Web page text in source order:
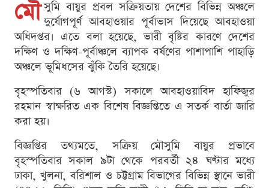
মৌ সুমি বায়ুর প্রবল সক্রিয়তায় দেশের বিভিন্ন অঞ্চলে
দুর্যোগপূর্ণ আবহাওয়ার পূর্বাভাস দিয়েছে আবহাওয়া
অধিদপ্তর। এতে বলা হয়েছে, ভারী বৃষ্টির কারণে দেশের
দক্ষিণ ও দক্ষিণ-পূর্বাঞ্চলে ব্যাপক বর্ষণের পাশাপাশি পাহাড়ি
অঞ্চলে ভূমিধসের ঝুঁকি তৈরি হয়েছে।
বৃহস্পতিবার (৬ আগস্ট) সকালে আবহাওয়াবিদ হাফিজুর
রহমান স্বাক্ষরিত এক বিশেষ বিজ্ঞপ্তিতে এ সতর্ক বার্তা জারি
করা হয়।
বিজ্ঞপ্তির তথ্যমতে, সক্রিয় মৌসুমি বায়ুর প্রভাবে
বৃহস্পতিবার সকাল ৯টা থেকে পরবর্তী ২৪ ঘণ্টার মধ্যে
ঢাকা, খুলনা, বরিশাল ও চট্টগ্রাম বিভাগের বিভিন্ন স্থানে ভারী